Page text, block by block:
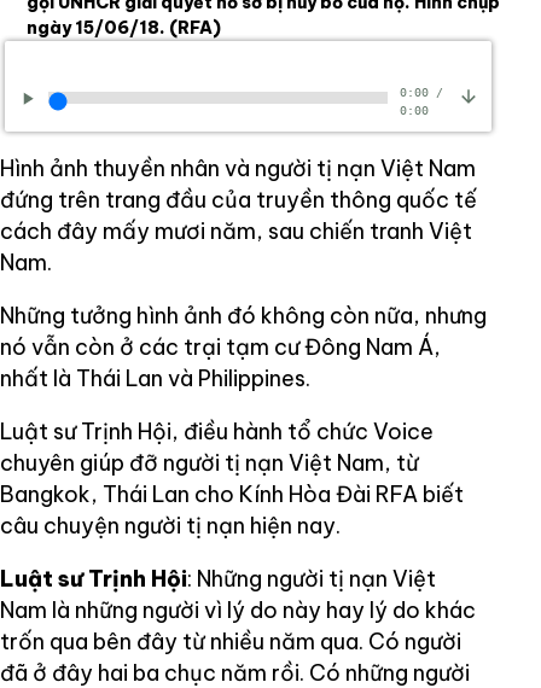
ngày 15/06/18. (RFA)
0:00/
0:00
Hình ảnh thuyền nhân và người tị nạn Việt Nam
đứng trên trang đầu của truyền thông quốc tế
cách đây mấy mươi năm, sau chiến tranh Việt
Nam.
Những tưởng hình ảnh đó không còn nữa, nhưng
nó vẫn còn ở các trại tạm cư Đông Nam Á,
nhất là Thái Lan và Philippines.
Luật sư Trịnh Hội, điều hành tổ chức Voice
chuyên giúp đỡ người tị nạn Việt Nam, từ
Bangkok, Thái Lan cho Kính Hòa Đài RFA biết
câu chuyện người tị nạn hiện nay.
Luật sư Trịnh Hội: Những người tị nạn Việt
Nam là những người vì lý do này hay lý do khác
trốn qua bên đây từ nhiều năm qua. Có người
đã ở đây hai ba chục năm rồi. Có những người